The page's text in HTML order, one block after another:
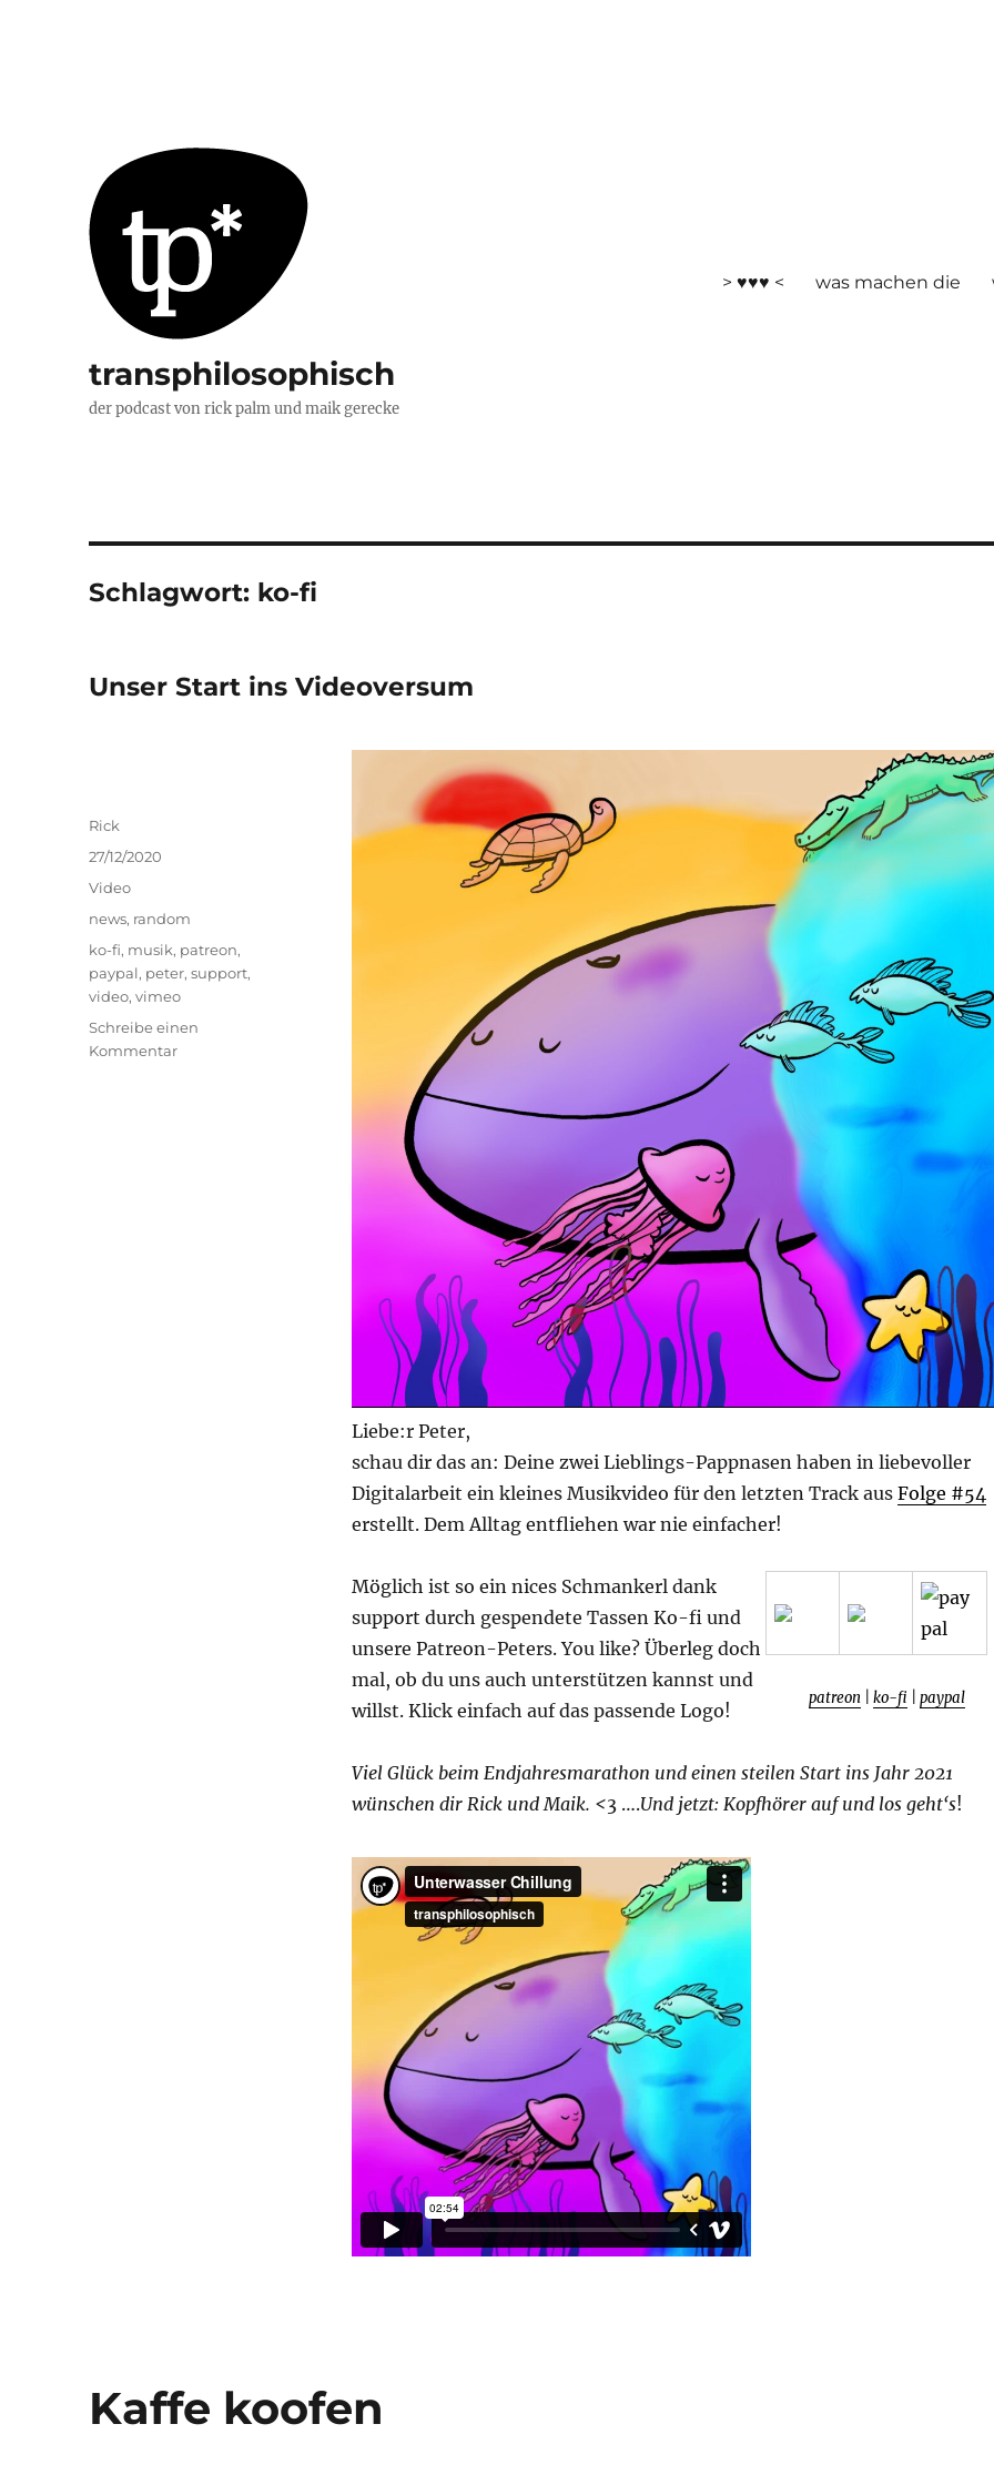
transphilosophisch
der podcast von rick palm und maik gerecke
> ♥♥♥ < was machen die
Schlagwort: ko-fi
Unser Start ins Videoversum
Liebe:r Peter,
schau dir das an: Deine zwei Lieblings-Pappnasen haben in liebevoller
Digitalarbeit ein kleines Musikvideo für den letzten Track aus Folge #54
erstellt. Dem Alltag entfliehen war nie einfacher!
Möglich ist so ein nices Schmankerl dank
support durch gespendete Tassen Ko-fi und
unsere Patreon-Peters. You like? Überleg doch
mal, ob du uns auch unterstützen kannst und
willst. Klick einfach auf das passende Logo!
patreon |ko-fi |paypal
Viel Glück beim Endjahresmarathon und einen steilen Start ins Jahr 2021
wünschen dir Rick und Maik. <3 ….Und jetzt: Kopfhörer auf und los geht‘s!
Autor
Rick
Veröffentlicht
am
27/12/2020
Format
Video
Kategorien
news, random
Schlagwörter
ko-fi, musik, patreon,
paypal, peter,support,
video,vimeo
Schreibe einen
Kommentarzu
Kaffe koofen